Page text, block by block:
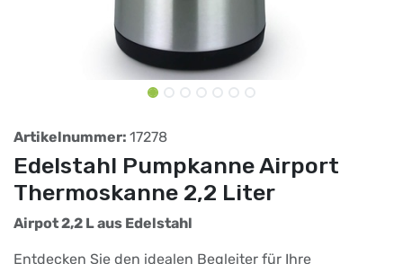
Artikelnummer: 17278
Edelstahl Pumpkanne Airport
Thermoskanne 2,2 Liter
Airpot 2,2 L aus Edelstahl
Entdecken Sie den idealen Begleiter für Ihre